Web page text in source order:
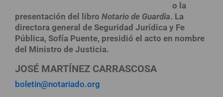
o la
presentación del libro Notario de Guardia. La
directora general de Seguridad Jurídica y Fe
Pública, Sofía Puente, presidió el acto en nombre
del Ministro de Justicia.
JOSÉ MARTÍNEZ CARRASCOSA
boletin@notariado.org